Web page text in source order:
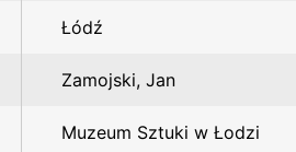
Łódź
Zamojski, Jan
Muzeum Sztuki w Łodzi